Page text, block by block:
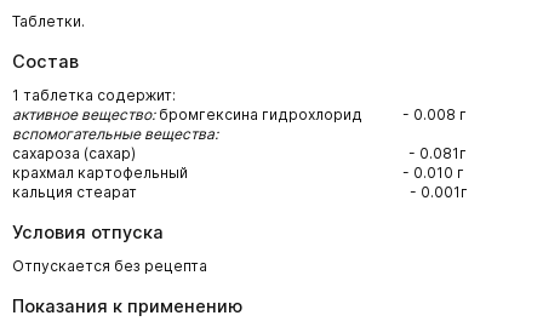
Таблетки.
Состав
1 таблетка содержит:
активное вещество: бромгексина гидрохлорид - 0.008 г
вспомогательные вещества:
сахароза (сахар) - 0.081г
крахмал картофельный - 0.010 г
кальция стеарат - 0.001г
Условия отпуска
Отпускается без рецепта
Показания к применению